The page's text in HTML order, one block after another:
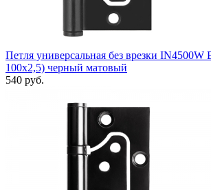
Петля универсальная без врезки IN4500W
100x2,5) черный матовый
540 руб.